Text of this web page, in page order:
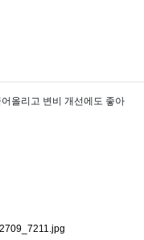
올리고 변비 개선에도 좋아